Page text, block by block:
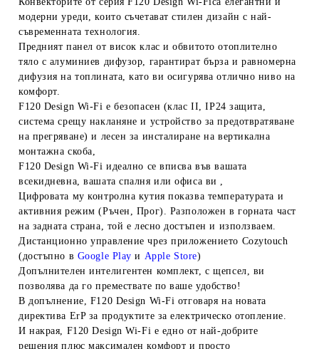
модерни уреди, които съчетават стилен дизайн с най-
съвременната технология.
Предният панел от висок клас и обвитото отоплително
тяло с алуминиев дифузор, гарантират бърза и равномерна
дифузия на топлината, като ви осигурява отлично ниво на
комфорт.
F120 Design Wi-Fiе безопасен (клас II, IP24 защита,
система срещу накланяне и устройство за предотвратяване
на прегряване) и лесен за инсталиране на вертикална
монтажна скоба,
F120 Design Wi-Fiидеално се вписва във вашата
всекидневна, вашата спалня или офиса ви ,
Цифровата му контролна кутия показва температурата и
активния режим (Ръчен, Прог). Разположен в горната част
на задната страна, той е лесно достъпен и използваем.
Дистанционно управление чрез приложението Cozytouch
(достъпно в Google Playи Apple Store)
Допълнителен интелигентен комплект, с щепсел, ви
позволява да го премествате по ваше удобство!
В допълнение, F120 Design Wi-Fi отговаря на новата
директива ErP за продуктите за електрическо отопление.
И накрая, F120 Design Wi-Fi е едно от най-добрите
решения плюс максимален комфорт и просто